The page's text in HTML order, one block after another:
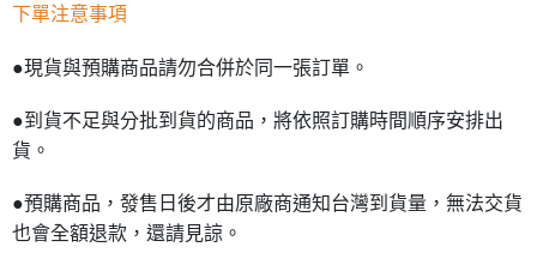
下單注意事項
●現貨與預購商品請勿合併於同一張訂單。
●到貨不足與分批到貨的商品，將依照訂購時間順序安排出
貨。
●預購商品，發售日後才由原廠商通知台灣到貨量，無法交貨
也會全額退款，還請見諒。